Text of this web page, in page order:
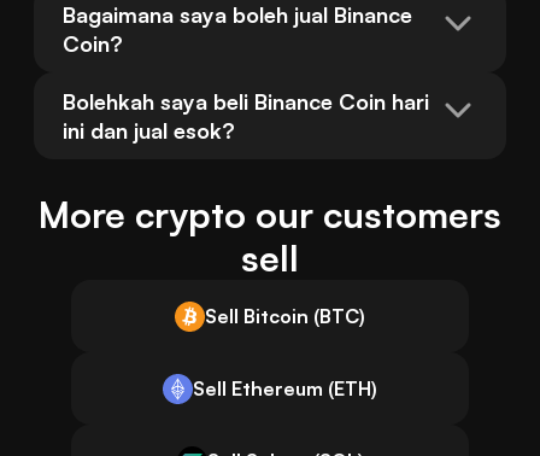
Bagaimana saya boleh jual Binance
Coin?
Bolehkah saya beli Binance Coin hari
ini dan jual esok?
More crypto our customers
sell
Sell Bitcoin (BTC)
Sell Ethereum (ETH)